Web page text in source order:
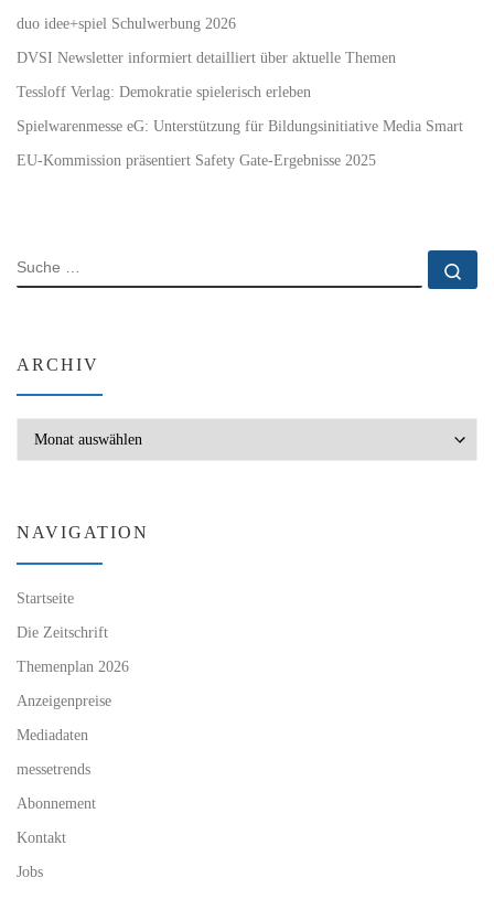
duo idee+spiel Schulwerbung 2026
DVSI Newsletter informiert detailliert über aktuelle Themen
Tessloff Verlag: Demokratie spielerisch erleben
Spielwarenmesse eG: Unterstützung für Bildungsinitiative Media Smart
EU-Kommission präsentiert Safety Gate-Ergebnisse 2025
SUCHE
ARCHIV
NAVIGATION
Startseite
Die Zeitschrift
Themenplan 2026
Anzeigenpreise
Mediadaten
messetrends
Abonnement
Kontakt
Jobs